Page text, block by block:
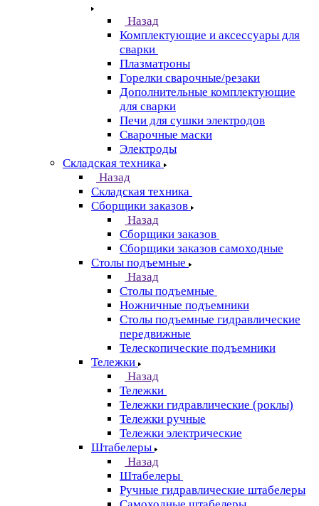
Назад
Комплектующие и аксессуары для
сварки
Плазматроны
Горелки сварочные/резаки
Дополнительные комплектующие
для сварки
Печи для сушки электродов
Сварочные маски
Электроды
Складская техника
Назад
Складская техника
Сборщики заказов
Назад
Сборщики заказов
Сборщики заказов самоходные
Столы подъемные
Назад
Столы подъемные
Ножничные подъемники
Столы подъемные гидравлические
передвижные
Телескопические подъемники
Тележки
Назад
Тележки
Тележки гидравлические (роклы)
Тележки ручные
Тележки электрические
Штабелеры
Назад
Штабелеры
Ручные гидравлические штабелеры